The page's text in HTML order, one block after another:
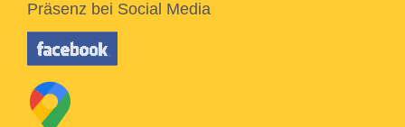
Präsenz bei Social Media